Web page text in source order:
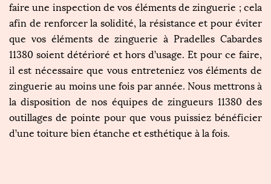
faire une inspection de vos éléments de zinguerie ; cela
afin de renforcer la solidité, la résistance et pour éviter
que vos éléments de zinguerie à Pradelles Cabardes
11380 soient détérioré et hors d’usage. Et pour ce faire,
il est nécessaire que vous entreteniez vos éléments de
zinguerie au moins une fois par année. Nous mettrons à
la disposition de nos équipes de zingueurs 11380 des
outillages de pointe pour que vous puissiez bénéficier
d’une toiture bien étanche et esthétique à la fois.